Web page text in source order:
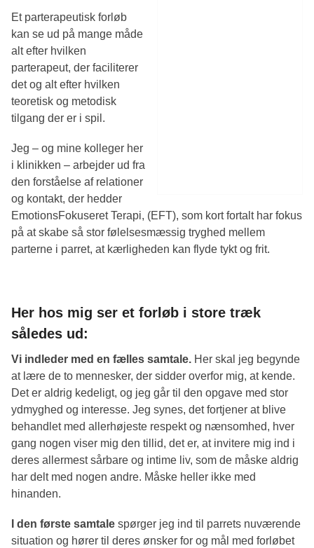
Et parterapeutisk forløb
kan se ud på mange måde
alt efter hvilken
parterapeut, der faciliterer
det og alt efter hvilken
teoretisk og metodisk
tilgang der er i spil.
Jeg – og mine kolleger her
i klinikken – arbejder ud fra
den forståelse af relationer
og kontakt, der hedder
EmotionsFokuseret Terapi, (EFT), som kort fortalt har fokus
på at skabe så stor følelsesmæssig tryghed mellem
parterne i parret, at kærligheden kan flyde tykt og frit.
Her hos mig ser et forløb i store træk
således ud:
Vi indleder med en fælles samtale. Her skal jeg begynde
at lære de to mennesker, der sidder overfor mig, at kende.
Det er aldrig kedeligt, og jeg går til den opgave med stor
ydmyghed og interesse. Jeg synes, det fortjener at blive
behandlet med allerhøjeste respekt og nænsomhed, hver
gang nogen viser mig den tillid, det er, at invitere mig ind i
deres allermest sårbare og intime liv, som de måske aldrig
har delt med nogen andre. Måske heller ikke med
hinanden.
I den første samtale spørger jeg ind til parrets nuværende
situation og hører til deres ønsker for og mål med forløbet